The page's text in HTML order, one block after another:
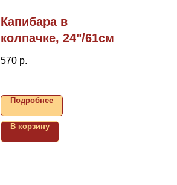
Капибара в
колпачке, 24"/61см
570 р.
Подробнее
В корзину